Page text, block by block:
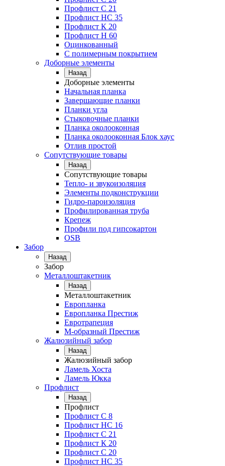
Профлист C 21
Профлист НС 35
Профлист К 20
Профлист Н 60
Оцинкованный
С полимерным покрытием
Доборные элементы
Назад
Доборные элементы
Начальная планка
Завершающие планки
Планки угла
Стыковочные планки
Планка околооконная
Планка околооконная Блок хаус
Отлив простой
Сопутствующие товары
Назад
Сопутствующие товары
Тепло- и звукоизоляция
Элементы подконструкции
Гидро-пароизоляция
Профилированная труба
Крепеж
Профили под гипсокартон
OSB
Забор
Назад
Забор
Металлоштакетник
Назад
Металлоштакетник
Европланка
Европланка Престиж
Евротрапеция
М-образный Престиж
Жалюзийный забор
Назад
Жалюзийный забор
Ламель Хоста
Ламель Юкка
Профлист
Назад
Профлист
Профлист С 8
Профлист НС 16
Профлист C 21
Профлист К 20
Профлист С 20
Профлист НС 35